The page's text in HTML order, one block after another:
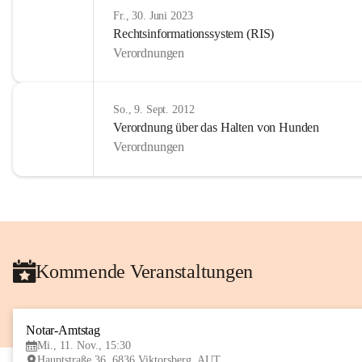
Fr., 30. Juni 2023
Rechtsinformationssystem (RIS)
Verordnungen
So., 9. Sept. 2012
Verordnung über das Halten von Hunden
Verordnungen
Kommende Veranstaltungen
Notar-Amtstag
Mi., 11. Nov., 15:30